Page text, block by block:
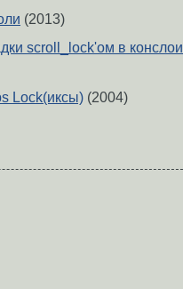
(2013)
scroll_lock'ом в конслои
Lock(иксы) (2004)